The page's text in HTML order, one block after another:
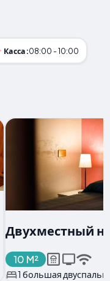
Касса:08:00 - 10:00
Двухместный
10 M²
1 большая